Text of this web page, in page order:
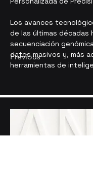
Previous
Los avances
de las últimas décadas
secuenciación
datos masivos y, más
herramientas de